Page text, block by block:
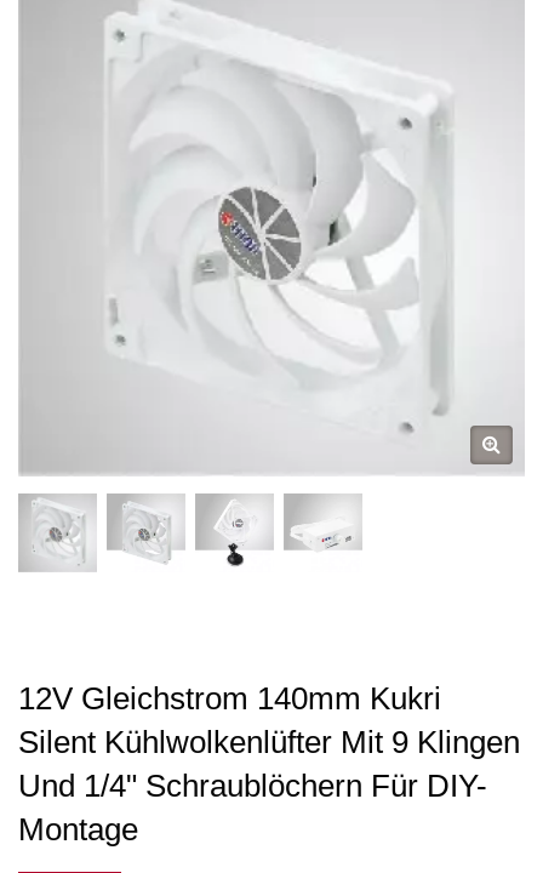
12V Gleichstrom 140mm Kukri
Silent Kühlwolkenlüfter Mit 9 Klingen
Und 1/4" Schraublöchern Für DIY-
Montage